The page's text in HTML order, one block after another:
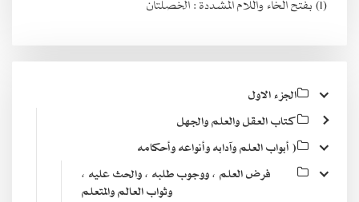
الجزء الاول
كتاب العقل والعلم والجهل
( أبواب العلم وآدابه وأنواعه وأحكامه
فرض العلم ، ووجوب طلبه ، والحث عليه ،
وثواب العالم والمتعلم